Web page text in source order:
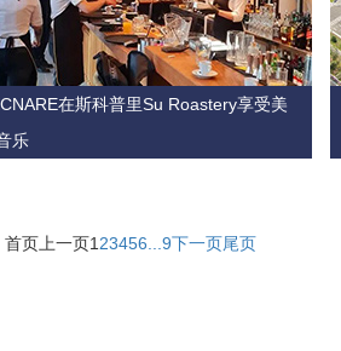
在斯科普里Su Roastery享受美
乐
首页 上一页1 23456 9下一页尾页